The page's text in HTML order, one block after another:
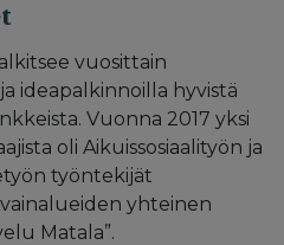
vuosittain
ideapalkinnoilla hyvistä
Vuonna 2017 yksi
oli Aikuissosiaalityön ja
työntekijät
yhteinen
Matala”.